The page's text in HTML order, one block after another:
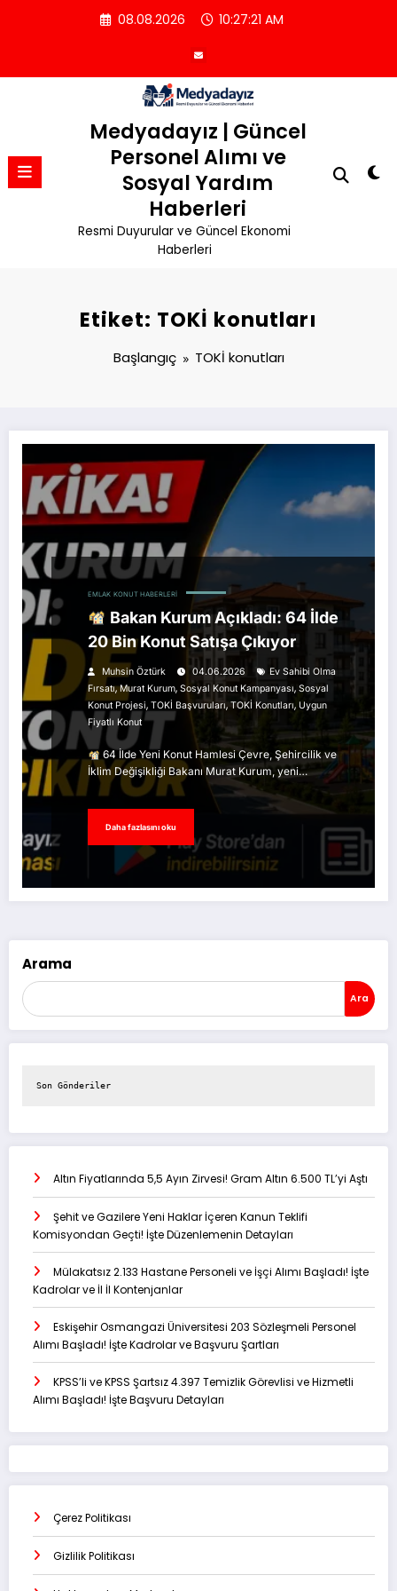
08.08.2026 10:27:22 AM
Medyadayız | Güncel
Personel Alımı ve
Sosyal Yardım
Haberleri
Resmi Duyurular ve Güncel Ekonomi
Haberleri
Etiket: TOKİ konutları
Başlangıç TOKİ konutları
EMLAK KONUT HABERLERI
Bakan Kurum Açıkladı: 64 İlde
20 Bin Konut Satışa Çıkıyor
Muhsin Öztürk 04.06.2026
Ev Sahibi Olma
Fırsatı,Murat Kurum, Sosyal Konut Kampanyası, Sosyal
Konut Projesi, TOKİ Başvuruları,TOKİ Konutları, Uygun
Fiyatlı Konut
64 İlde Yeni Konut Hamlesi Çevre, Şehircilik ve
İklim Değişikliği Bakanı Murat Kurum, yeni…
Daha fazlasını oku
Arama
Ara
Son Gönderiler
Altın Fiyatlarında 5,5 Ayın Zirvesi! Gram Altın 6.500 TL’yi Aştı
Şehit ve Gazilere Yeni Haklar İçeren Kanun Teklifi
Komisyondan Geçti! İşte Düzenlemenin Detayları
Mülakatsız 2.133 Hastane Personeli ve İşçi Alımı Başladı! İşte
Kadrolar ve İl İl Kontenjanlar
Eskişehir Osmangazi Üniversitesi 203 Sözleşmeli Personel
Alımı Başladı! İşte Kadrolar ve Başvuru Şartları
KPSS’li ve KPSS Şartsız 4.397 Temizlik Görevlisi ve Hizmetli
Alımı Başladı! İşte Başvuru Detayları
Çerez Politikası
Gizlilik Politikası